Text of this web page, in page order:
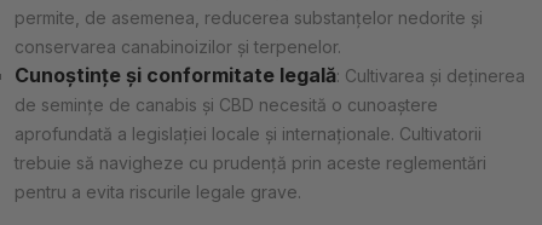
permite, de asemenea, reducerea substanțelor nedorite și
conservarea canabinoizilor și terpenelor.
Cunoștințe și conformitate legală: Cultivarea și deținerea
de semințe de canabis și CBD necesită o cunoaștere
aprofundată a legislației locale și internaționale. Cultivatorii
trebuie să navigheze cu prudență prin aceste reglementări
pentru a evita riscurile legale grave.